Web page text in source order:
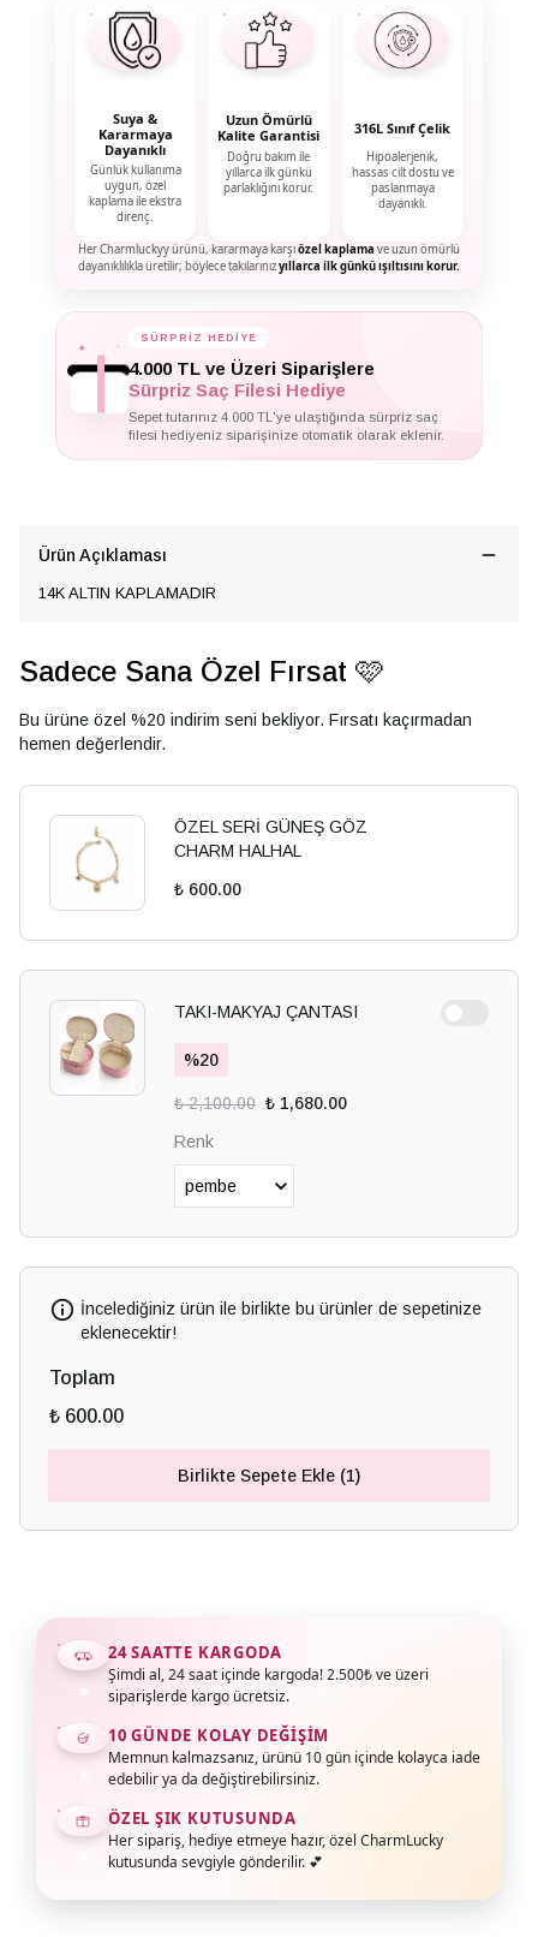
Suya &
Kararmaya
Dayanıklı
Günlük kullanıma
uygun, özel
kaplama ile ekstra
direnç.
Uzun Ömürlü
Kalite Garantisi
Doğru bakım ile
yıllarca ilk günkü
parlaklığını korur.
316L Sınıf Çelik
Hipoalerjenik,
hassas cilt dostu ve
paslanmaya
dayanıklı.
Her Charmluckyy ürünü, kararmaya karşıözel kaplama ve uzun ömürlü
dayanıklılıkla üretilir; böylece takılarınızyıllarca ilk günkü ışıltısını korur.
✦
✦
SÜRPRİZ HEDİYE
4.000 TL ve Üzeri Siparişlere
Sürpriz Saç Filesi Hediye
Sepet tutarınız 4.000 TL'ye ulaştığında sürpriz saç
filesi hediyeniz siparişinize otomatik olarak eklenir.
Ürün Açıklaması
14K ALTIN KAPLAMADIR
Sadece Sana Özel Fırsat 🩷
Bu ürüne özel %20 indirim seni bekliyor. Fırsatı kaçırmadan
hemen değerlendir.
ÖZEL SERİ GÜNEŞ GÖZ
CHARM HALHAL
₺ 600.00
TAKI-MAKYAJ ÇANTASI
%20
₺ 2,100.00 ₺ 1,680.00
Renk
İncelediğiniz ürün ile birlikte bu ürünler de sepetinize
eklenecektir!
Toplam
₺ 600.00
Birlikte Sepete Ekle (1)
24 SAATTE KARGODA
Şimdi al, 24 saat içinde kargoda! 2.500₺ ve üzeri
siparişlerde kargo ücretsiz.
10 GÜNDE KOLAY DEĞIŞIM
Memnun kalmazsanız, ürünü 10 gün içinde kolayca iade
edebilir ya da değiştirebilirsiniz.
ÖZEL ŞIK KUTUSUNDA
Her sipariş, hediye etmeye hazır, özel CharmLucky
kutusunda sevgiyle gönderilir. 💕